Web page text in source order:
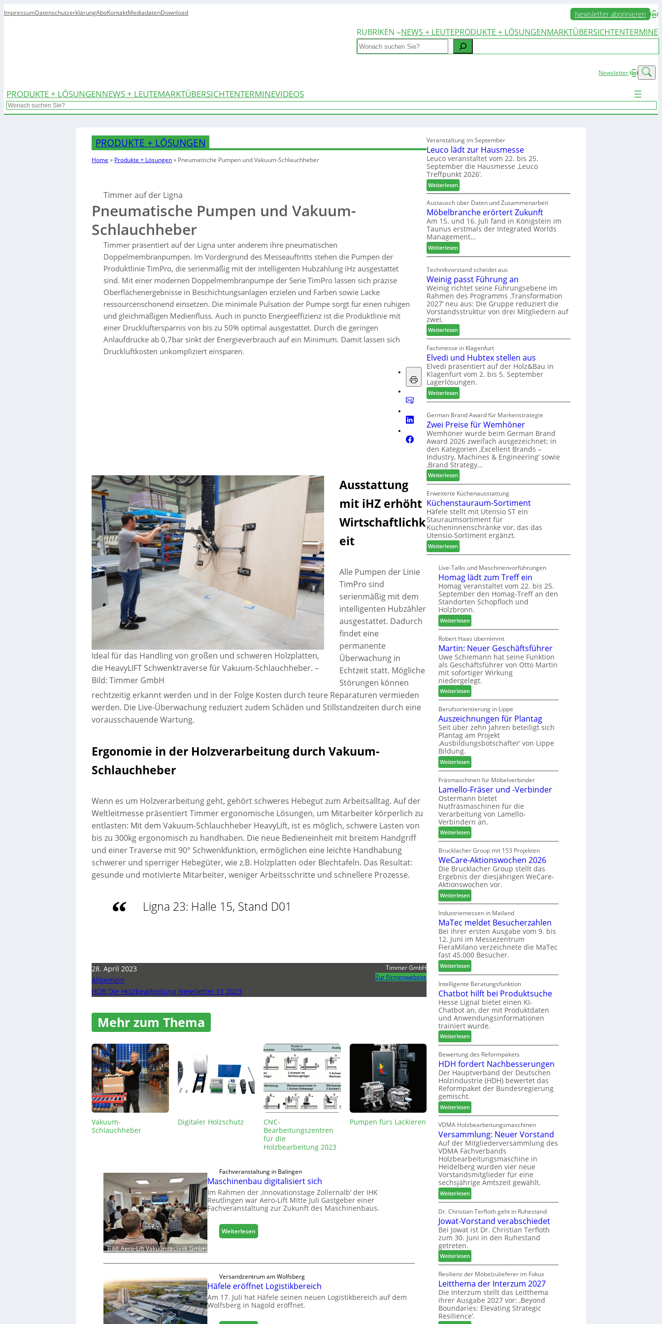
ImpressumDatenschutzerklärungAboKontaktMediadatenDownload Newsletter abonnieren LinkedIn
RUBRIKEN
NEWS + LEUTEPRODUKTE + LÖSUNGENMARKTÜBERSICHTENTERMINE
Search
NewsletterLinkedIn
PRODUKTE + LÖSUNGENNEWS + LEUTEMARKTÜBERSICHTENTERMINEVIDEOS
Search
PRODUKTE + LÖSUNGEN
Home » Produkte + Lösungen» Pneumatische Pumpen und Vakuum-Schlauchheber
Timmer auf der Ligna
Pneumatische Pumpen und Vakuum-
Schlauchheber
Timmer präsentiert auf der Ligna unter anderem ihre pneumatischen
Doppelmembranpumpen. Im Vordergrund des Messeauftritts stehen die Pumpen der
Produktlinie TimPro, die serienmäßig mit der intelligenten Hubzählung iHz ausgestattet
sind. Mit einer modernen Doppelmembranpumpe der Serie TimPro lassen sich präzise
Oberflächenergebnisse in Beschichtungsanlagen erzielen und Farben sowie Lacke
ressourcenschonend einsetzen. Die minimale Pulsation der Pumpe sorgt für einen ruhigen
und gleichmäßigen Medienfluss. Auch in puncto Energieeffizienz ist die Produktlinie mit
einer Druckluftersparnis von bis zu 50% optimal ausgestattet. Durch die geringen
Anlaufdrücke ab 0,7bar sinkt der Energieverbrauch auf ein Minimum. Damit lassen sich
Druckluftkosten unkompliziert einsparen.
Ideal für das Handling von großen und schweren Holzplatten,
die HeavyLIFT Schwenktraverse für Vakuum-Schlauchheber. –
Bild: Timmer GmbH
Ausstattung
mit iHZ erhöht
Wirtschaftlichk
eit
Alle Pumpen der Linie
TimPro sind
serienmäßig mit dem
intelligenten Hubzähler
ausgestattet. Dadurch
findet eine
permanente
Überwachung in
Echtzeit statt. Mögliche
Störungen können
rechtzeitig erkannt werden und in der Folge Kosten durch teure Reparaturen vermieden
werden. Die Live-Überwachung reduziert zudem Schäden und Stillstandzeiten durch eine
vorausschauende Wartung.
Ergonomie in der Holzverarbeitung durch Vakuum-
Schlauchheber
Wenn es um Holzverarbeitung geht, gehört schweres Hebegut zum Arbeitsalltag. Auf der
Weltleitmesse präsentiert Timmer ergonomische Lösungen, um Mitarbeiter körperlich zu
entlasten: Mit dem Vakuum-Schlauchheber HeavyLift, ist es möglich, schwere Lasten von
bis zu 300kg ergonomisch zu handhaben. Die neue Bedieneinheit mit breitem Handgriff
und einer Traverse mit 90° Schwenkfunktion, ermöglichen eine leichte Handhabung
schwerer und sperriger Hebegüter, wie z.B. Holzplatten oder Blechtafeln. Das Resultat:
gesunde und motivierte Mitarbeiter, weniger Arbeitsschritte und schnellere Prozesse.
Ligna 23: Halle 15, Stand D01
28. April 2023
Allgemein
HOB Die Holzbearbeitung Newsletter 11 2023
Timmer GmbH
Zur Firmenwebsite
Mehr zum Thema
Vakuum-
Schlauchheber
Digitaler Holzschutz
CNC-
Bearbeitungszentren
für die
Holzbearbeitung 2023
Pumpen fürs Lackieren
Bild: Aero-Lift Vakuumtechnik GmbH
Fachveranstaltung in Balingen
Maschinenbau digitalisiert sich
Im Rahmen der ‚Innovationstage Zollernalb‘ der IHK
Reutlingen war Aero-Lift Mitte Juli Gastgeber einer
Fachveranstaltung zur Zukunft des Maschinenbaus.
Weiterlesen:
M
h
i
n
e
Versandzentrum am Wolfsberg
Häfele eröffnet Logistikbereich
Am 17. Juli hat Häfele seinen neuen Logistikbereich auf dem
Wolfsberg in Nagold eröffnet.
Veranstaltung im September
Leuco lädt zur Hausmesse
Leuco veranstaltet vom 22. bis 25.
September die Hausmesse ‚Leuco
Treffpunkt 2026‘.
Weiterlesen:
L
e
u
c
o
l
d
z
u
r
H
a
s
m
s
s
e
Austausch über Daten und Zusammenarbeit
Möbelbranche erörtert Zukunft
Am 15. und 16. Juli fand in Königstein im
Taunus erstmals der Integrated Worlds
Management…
Weiterlesen:
M
b
e
l
b
r
n
c
h
e
r
ö
r
t
r
t
Z
u
k
u
n
f
t
Technikvorstand scheidet aus
Weinig passt Führung an
Weinig richtet seine Führungsebene im
Rahmen des Programms ‚Transformation
2027‘ neu aus: Die Gruppe reduziert die
Vorstandsstruktur von drei Mitgliedern auf
zwei.
Weiterlesen:
W
e
i
n
i
g
a
s
t
F
ü
h
r
u
n
a
n
Fachmesse in Klagenfurt
Elvedi und Hubtex stellen aus
Elvedi präsentiert auf der Holz&Bau in
Klagenfurt vom 2. bis 5. September
Lagerlösungen.
Weiterlesen:
E
v
e
d
i
u
n
d
H
u
t
e
x
s
t
e
l
e
n
a
u
s
German Brand Award für Markenstrategie
Zwei Preise für Wemhöner
Wemhöner wurde beim German Brand
Award 2026 zweifach ausgezeichnet: in
den Kategorien ‚Excellent Brands –
Industry, Machines & Engineering‘ sowie
‚Brand Strategy…
Weiterlesen:
Z
w
e
i
P
r
e
i
s
f
ü
r
W
e
m
h
n
e
r
Erweiterte Küchenausstattung
Küchenstauraum-Sortiment
Häfele stellt mit Utensio ST ein
Stauraumsortiment für
Kücheninnenschränke vor, das das
Utensio-Sortiment ergänzt.
Weiterlesen:
K
c
h
e
n
s
t
a
r
a
u
m
-
S
o
t
i
m
e
n
t
Live-Talks und Maschinenvorführungen
Homag lädt zum Treff ein
Homag veranstaltet vom 22. bis 25.
September den Homag-Treff an den
Standorten Schopfloch und
Holzbronn.
Weiterlesen:
H
o
m
a
g
l
ä
d
t
z
u
m
T
r
f
f
e
i
n
Robert Haas übernimmt
Martin: Neuer Geschäftsführer
Uwe Schiemann hat seine Funktion
als Geschäftsführer von Otto Martin
mit sofortiger Wirkung
niedergelegt.
Weiterlesen:
M
a
r
t
i
n
N
e
u
e
r
G
e
s
c
h
ä
f
t
s
f
ü
h
r
e
r
Berufsorientierung in Lippe
Auszeichnungen für Plantag
Seit über zehn Jahren beteiligt sich
Plantag am Projekt
‚Ausbildungsbotschafter‘ von Lippe
Bildung.
Weiterlesen:
A
u
s
z
e
i
c
h
n
u
n
g
e
n
ü
r
P
l
a
n
t
a
g
Fräsmaschinen für Möbelverbinder
Lamello-Fräser und -Verbinder
Ostermann bietet
Nutfräsmaschinen für die
Verarbeitung von Lamello-
Verbindern an.
Weiterlesen:
L
a
m
e
l
l
-
F
r
ä
s
e
r
u
n
d
-
V
e
r
b
i
n
d
e
r
Brucklacher Group mit 153 Projekten
WeCare-Aktionswochen 2026
Die Brucklacher Group stellt das
Ergebnis der diesjährigen WeCare-
Aktionswochen vor.
Weiterlesen:
W
e
C
a
r
e
-
A
k
t
i
o
n
s
w
o
c
h
e
n
2
0
2
6
Industriemessen in Mailand
MaTec meldet Besucherzahlen
Bei ihrer ersten Ausgabe vom 9. bis
12. Juni im Messezentrum
FieraMilano verzeichnete die MaTec
fast 45.000 Besucher.
Weiterlesen:
M
a
T
e
c
m
e
l
d
e
t
B
e
s
u
c
h
e
r
z
a
h
l
e
n
Intelligente Beratungsfunktion
Chatbot hilft bei Produktsuche
Hesse Lignal bietet einen KI-
Chatbot an, der mit Produktdaten
und Anwendungsinformationen
trainiert wurde.
Weiterlesen:
C
h
a
t
b
o
t
h
i
l
f
t
b
e
i
P
r
o
d
u
k
t
s
u
c
h
e
Bewertung des Reformpakets
HDH fordert Nachbesserungen
Der Hauptverband der Deutschen
Holzindustrie (HDH) bewertet das
Reformpaket der Bundesregierung
gemischt.
Weiterlesen:
H
D
H
f
o
r
d
e
r
t
N
a
c
h
b
s
s
e
r
u
n
g
e
VDMA Holzbearbeitungsmaschinen
Versammlung: Neuer Vorstand
Auf der Mitgliederversammlung des
VDMA Fachverbands
Holzbearbeitungsmaschine in
Heidelberg wurden vier neue
Vorstandsmitglieder für eine
sechsjährige Amtszeit gewählt.
Weiterlesen:
V
e
r
s
a
m
l
u
n
g
:
N
e
Dr. Christian Terfloth geht in Ruhestand
Jowat-Vorstand verabschiedet
Bei Jowat ist Dr. Christian Terfloth
zum 30. Juni in den Ruhestand
getreten.
Weiterlesen:
J
o
w
a
t
-
V
Resilienz der Möbelzulieferer im Fokus
Leitthema der Interzum 2027
Die Interzum stellt das Leitthema
ihrer Ausgabe 2027 vor: ‚Beyond
Boundaries: Elevating Strategic
Resilience‘.